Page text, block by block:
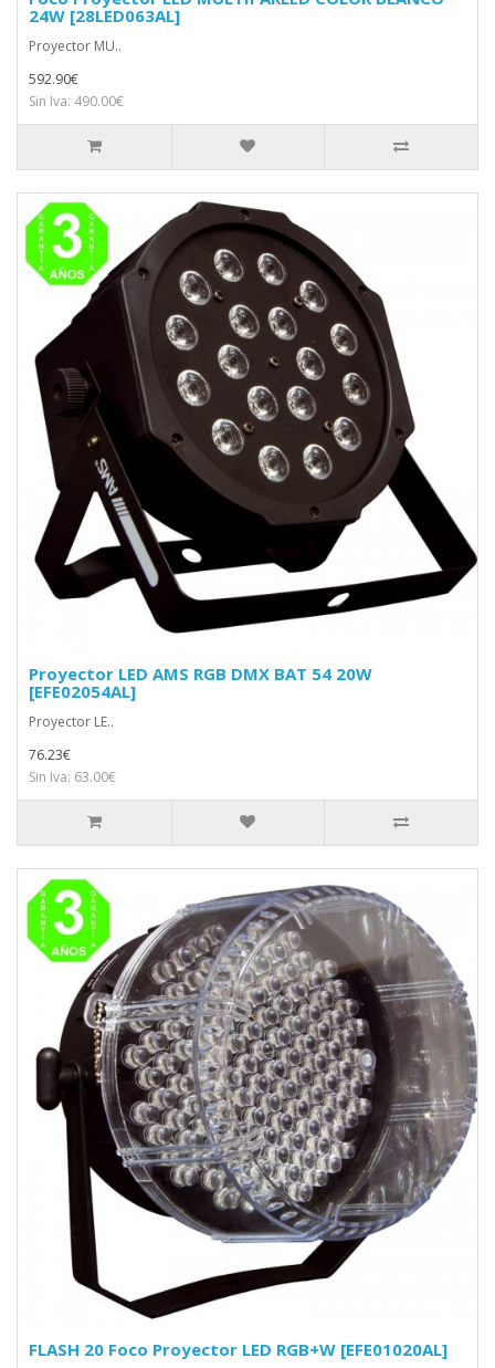
24W [28LED063AL]
Proyector MU..
592.90€
Sin Iva: 490.00€
Proyector LED AMS RGB DMX BAT 54 20W
[EFE02054AL]
Proyector LE..
76.23€
Sin Iva: 63.00€
FLASH 20 Foco Proyector LED RGB+W [EFE01020AL]